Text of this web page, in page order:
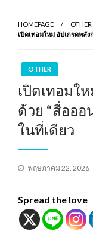
HOMEPAGE
OTHER
เปิดเทอมใหม่ อัปเกรดพลัง
OTHER
เปิดเทอมใ
ด้วย “สื่อออ
ในที่เดียว
Posted
พฤษภาคม 22, 2026
Spread the love